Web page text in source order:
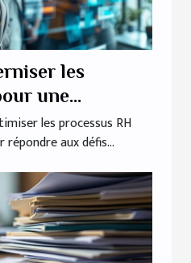
les
une
? les processus RH
aux défis...